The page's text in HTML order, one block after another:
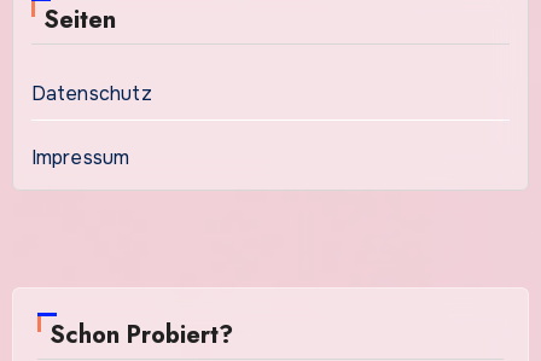
Seiten
Datenschutz
Impressum
Schon Probiert?